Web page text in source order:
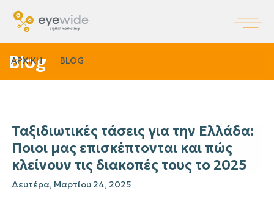
ΑΡΧΙΚΗ BLOG
Blog
Ταξιδιωτικές τάσεις για την Ελλάδα:
Ποιοι μας επισκέπτονται και πώς
κλείνουν τις διακοπές τους το 2025
Δευτέρα, Μαρτίου 24, 2025